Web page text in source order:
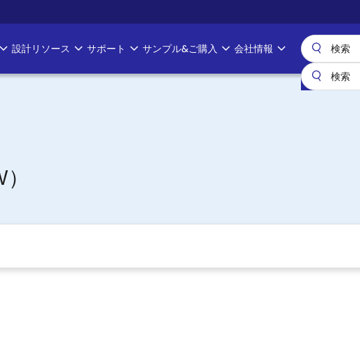
設計リソース サポート サンプル&ご購入 会社情報